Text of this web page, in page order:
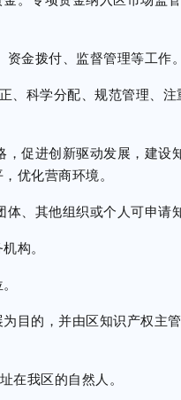
金拨付、监督管理等工作。
科学分配、规范管理、注
进创新驱动发展，建设
优化营商环境。
、其他组织或个人可申请
构。
的，并由区知识产权主
我区的自然人。